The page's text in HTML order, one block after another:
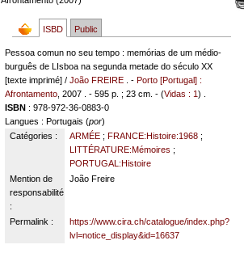
ISBD Public
Pessoa comun no seu tempo : memórias de um médio-
burguês de LIsboa na segunda metade do século XX
[texte imprimé] /João FREIRE . -Porto [Portugal] :
Afrontamento , 2007 . - 595 p. ; 23 cm. - (Vidas : 1) .
ISBN : 978-972-36-0883-0
Langues : Portugais (por)
Catégories :
ARMÉE; FRANCE:Histoire:1968;
LITTÉRATURE:Mémoires ;
PORTUGAL:Histoire
Mention de
responsabilité
:
João Freire
Permalink :
https://www.cira.ch/catalogue/index.php?
lvl=notice_display&id=16637